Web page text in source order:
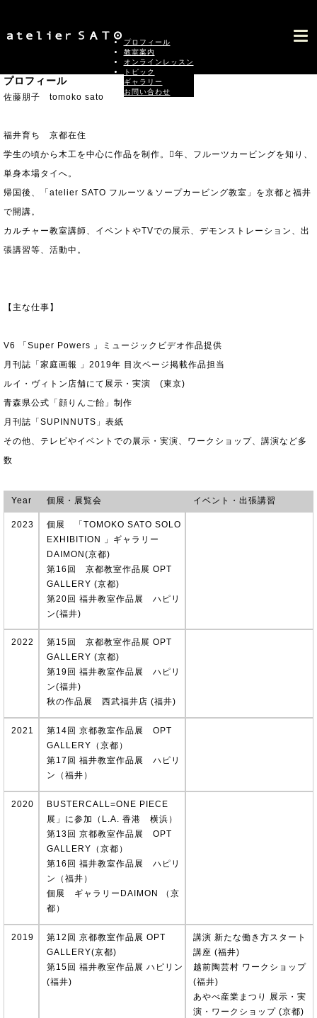
プロフィール
教室案内
オンラインレッスン
トピック
ギャラリー
お問い合わせ
Year 個展・展覧会 イベント・出張講習
2023
個展 「TOMOKO SATO SOLO
EXHIBITION 」ギャラリー
DAIMON(京都)
第16回 京都教室作品展 OPT
GALLERY (京都)
第20回 福井教室作品展 ハピリ
ン(福井)
2022
第15回 京都教室作品展 OPT
GALLERY (京都)
第19回 福井教室作品展 ハピリ
ン(福井)
秋の作品展 西武福井店 (福井)
2021
第14回 京都教室作品展 OPT
GALLERY（京都）
第17回 福井教室作品展 ハピリ
ン（福井）
2020
BUSTERCALL=ONE PIECE
展」に参加（L.A. 香港 横浜）
第13回 京都教室作品展 OPT
GALLERY（京都）
第16回 福井教室作品展 ハピリ
ン（福井）
個展 ギャラリーDAIMON （京
都）
2019
第12回 京都教室作品展 OPT
GALLERY(京都)
第15回 福井教室作品展 ハピリン
(福井)
講演 新たな働き方スタート
講座 (福井)
越前陶芸村 ワークショップ
(福井)
あやべ産業まつり 展示・実
演・ワークショップ (京都)